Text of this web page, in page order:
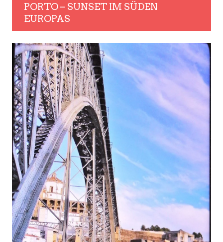
PORTO – SUNSET IM SÜDEN
EUROPAS